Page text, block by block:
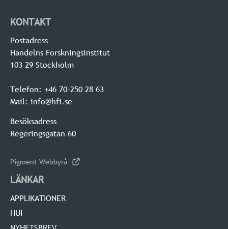
KONTAKT
Postadress
Handelns Forskningsinstitut
103 29 Stockholm
Telefon: +46 70-250 28 63
Mail: info@hfi.se
Besöksadress
Regeringsgatan 60
Pigment Webbyrå
LÄNKAR
APPLIKATIONER
HUI